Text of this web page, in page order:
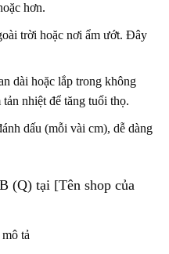
hơn.
trời hoặc nơi ẩm ướt. Đây
dài hoặc lắp trong không
nhiệt để tăng tuổi thọ.
dấu (mỗi vài cm), dễ dàng
(Q) tại [Tên shop của
tả